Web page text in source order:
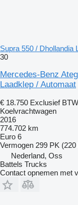
Supra 550 / Dhollandia
30
Mercedes-Benz
Laadklep / Automaat
€ 18.750 Exclusief BTW
Koelvrachtwagen
2016
774.702 km
Euro 6
Vermogen 299 PK (220
Nederland, Oss
Battels Trucks
Contact opnemen met